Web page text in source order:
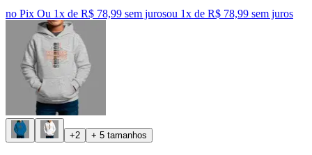
no Pix Ou 1x de R$ 78,99 sem jurosou 1x de R$ 78,99 sem juros
+2 + 5 tamanhos